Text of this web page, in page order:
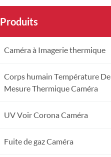
Produits
Caméra à Imagerie thermique
Corps humain Température De
Mesure Thermique Caméra
UV Voir Corona Caméra
Fuite de gaz Caméra